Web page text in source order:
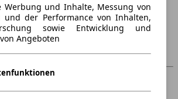
Werbung und Inhalte, Messung von
und der Performance von Inhalten,
sowie Entwicklung und
Angeboten